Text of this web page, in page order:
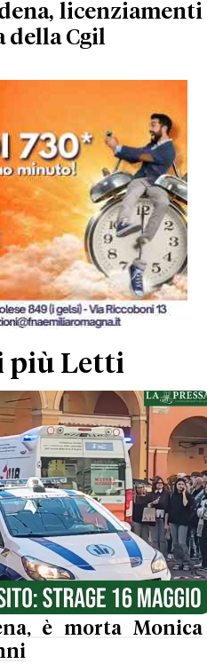
licenziamenti
della Cgil
più Letti
è morta Monica